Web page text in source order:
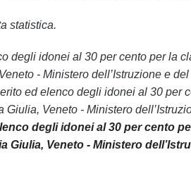
statistica.
degli idonei al 30 per cento per la
- Ministero dell’Istruzione e
ed elenco degli idonei al 30
Veneto - Ministero
degli idonei al 30 per cento
Giulia, Veneto - Ministero